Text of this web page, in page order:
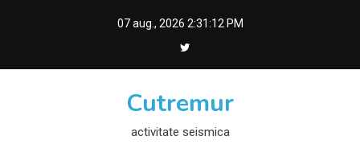
07 aug., 2026 2:31:12 PM
Cutremur
activitate seismica